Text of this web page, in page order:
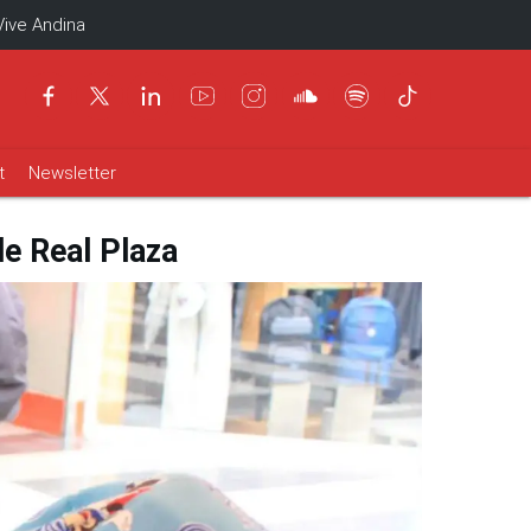
Andina
Newsletter
Real Plaza